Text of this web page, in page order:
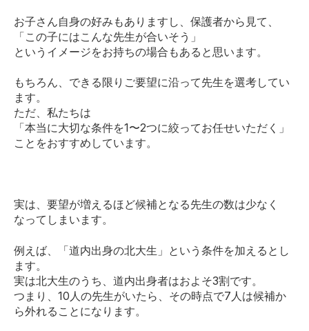
お子さん自身の好みもありますし、保護者から見て、
「この子にはこんな先生が合いそう」
というイメージをお持ちの場合もあると思います。
もちろん、できる限りご要望に沿って先生を選考してい
ます。
ただ、私たちは
「本当に大切な条件を1〜2つに絞ってお任せいただく」
ことをおすすめしています。
実は、要望が増えるほど候補となる先生の数は少なく
なってしまいます。
例えば、「道内出身の北大生」という条件を加えるとし
ます。
実は北大生のうち、道内出身者はおよそ3割です。
つまり、10人の先生がいたら、その時点で7人は候補か
ら外れることになります。